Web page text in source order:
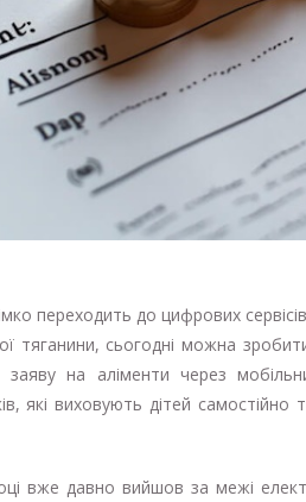
переходить до цифрових
тяганини, сьогодні можна
на аліменти через
які виховують дітей
вже давно вийшов за межі